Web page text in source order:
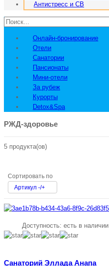
Антистресс и СВ
Онлайн-бронирование
Отели
Санатории
Пансионаты
Мини-отели
За рубеж
Курорты
Detox&Spa
РЖД-здоровье
5 продукта(ов)
Сортировать по
Артикул -/+
Доступность: есть в наличии
Санаторий Эллада Анапа